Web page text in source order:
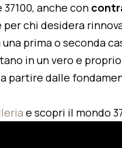
anche con
chi desidera
prima o seconda
in un vero e
partire dalle
e scopri il mondo